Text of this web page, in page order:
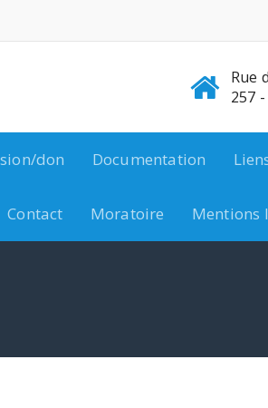
Rue
257
don Documentation
Contact Moratoire Mentions